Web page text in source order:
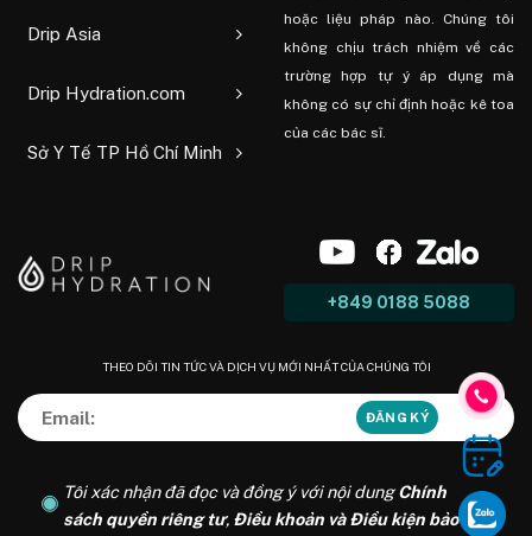
Drip Asia
Drip Hydration.com
Sở Y Tế TP Hồ Chí Minh
hoặc liệu pháp nào. Chúng tôi
không chịu trách nhiệm về các
trường hợp tự ý áp dụng mà
không có sự chỉ định hoặc kê toa
của các bác sĩ.
+849 0188 5088
THEO DÕI TIN TỨC VÀ DỊCH VỤ MỚI NHẤT CỦA CHÚNG TÔI
Tôi xác nhận đã đọc và đồng ý với nội dungChính
sách quyền riêng tư, Điều khoản và Điều kiện bảo